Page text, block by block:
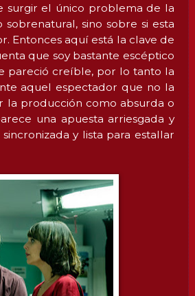
surgir el único problema de la
sino sobre si esta
Entonces aquí está la clave de
que soy bastante escéptico
pareció creíble, por lo tanto la
aquel espectador que no la
la producción como absurda o
una apuesta arriesgada y
y lista para estallar